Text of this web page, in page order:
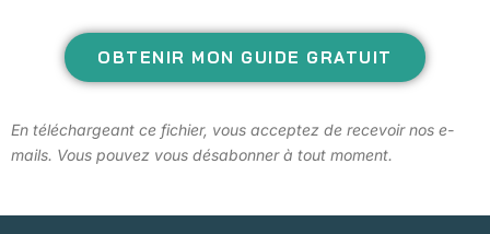
OBTENIR MON GUIDE GRATUIT
En téléchargeant ce fichier, vous acceptez de recevoir nos e-
mails. Vous pouvez vous désabonner à tout moment.